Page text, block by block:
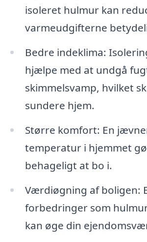
isoleret hulmur kan
varmeudgifterne
Bedre indeklima:
hjælpe med at undgå
skimmelsvamp, hvilket
sundere hjem.
Større komfort: En
temperatur i hjemmet
behageligt at bo i.
Værdiøgning af boligen:
forbedringer som
kan øge din